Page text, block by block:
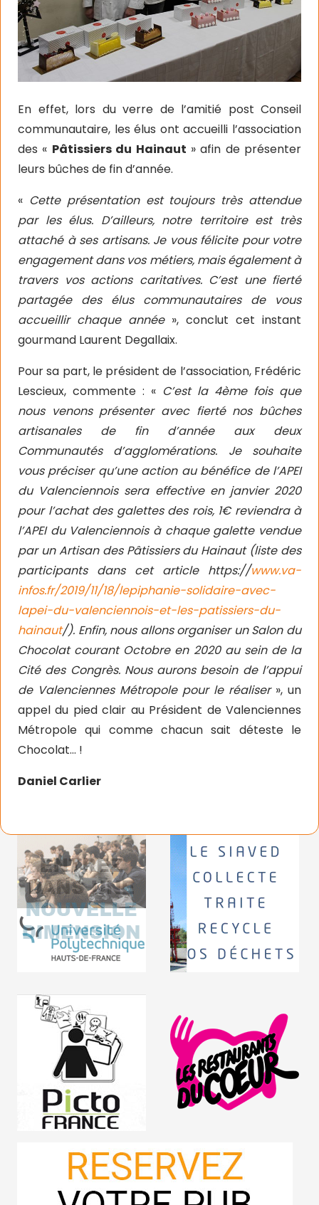
En effet, lors du verre de l’amitié post Conseil
communautaire, les élus ont accueilli l’association
des « Pâtissiers du Hainaut » afin de présenter
leurs bûches de fin d’année.
« Cette présentation est toujours très attendue
par les élus. D’ailleurs, notre territoire est très
attaché à ses artisans. Je vous félicite pour votre
engagement dans vos métiers, mais également à
travers vos actions caritatives. C’est une fierté
partagée des élus communautaires de vous
accueillir chaque année», conclut cet instant
gourmand Laurent Degallaix.
Pour sa part, le président de l’association, Frédéric
Lescieux, commente : « C’est la 4ème fois que
nous venons présenter avec fierté nos bûches
artisanales de fin d’année aux deux
Communautés d’agglomérations. Je souhaite
vous préciser qu’une action au bénéfice de l’APEI
du Valenciennois sera effective en janvier 2020
pour l’achat des galettes des rois, 1€ reviendra à
l’APEI du Valenciennois à chaque galette vendue
par un Artisan des Pâtissiers du Hainaut (liste des
participants dans cet article https://www.va-
infos.fr/2019/11/18/lepiphanie-solidaire-avec-
lapei-du-valenciennois-et-les-patissiers-du-
hainaut/). Enfin, nous allons organiser un Salon du
Chocolat courant Octobre en 2020 au sein de la
Cité des Congrès. Nous aurons besoin de l’appui
de Valenciennes Métropole pour le réaliser », un
appel du pied clair au Président de Valenciennes
Métropole qui comme chacun sait déteste le
Chocolat… !
Daniel Carlier